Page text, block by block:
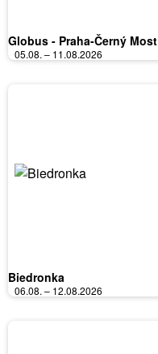
Globus - Praha-Černý Most
05.08. – 11.08.2026
Biedronka
06.08. – 12.08.2026